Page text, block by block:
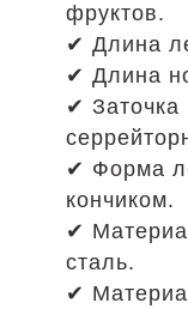
фруктов.
✔ Длина
✔ Длина
✔ Заточка
✔ Форма
кончиком.
✔
сталь.
✔